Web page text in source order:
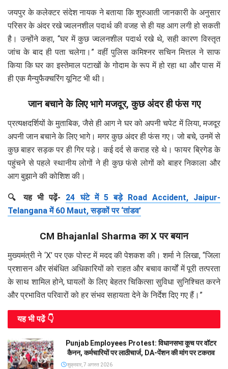
जयपुर के कलेक्टर संदेश नायक ने बताया कि शुरुआती जानकारी के अनुसार
परिसर के अंदर रखे ज्वलनशील पदार्थ की वजह से ही यह आग लगी हो सकती
है। उन्होंने कहा, “घर में कुछ ज्वलनशील पदार्थ रखे थे, सही कारण विस्तृत
जांच के बाद ही पता चलेगा।” वहीं पुलिस कमिश्नर सचिन मित्तल ने साफ
किया कि घर का इस्तेमाल पटाखों के गोदाम के रूप में हो रहा था और पास में
ही एक मैन्युफैक्चरिंग यूनिट भी थी।
जान बचाने के लिए भागे मजदूर, कुछ अंदर ही फंस गए
प्रत्यक्षदर्शियों के मुताबिक, जैसे ही आग ने घर को अपनी चपेट में लिया, मजदूर
अपनी जान बचाने के लिए भागे। मगर कुछ अंदर ही फंस गए। जो बचे, उनमें से
कुछ बाहर सड़क पर ही गिर पड़े। कई दर्द से कराह रहे थे। फायर ब्रिगेड के
पहुंचने से पहले स्थानीय लोगों ने ही कुछ फंसे लोगों को बाहर निकाला और
आग बुझाने की कोशिश की।
🔍 यह भी पढ़ें- 24 घंटे में 5 बड़े Road Accident, Jaipur-
Telangana में 60 Maut, सड़कों पर ‘तांडव’
CM Bhajanlal Sharma का X पर बयान
मुख्यमंत्री ने ‘X’ पर एक पोस्ट में मदद की पेशकश की। शर्मा ने लिखा, “जिला
प्रशासन और संबंधित अधिकारियों को राहत और बचाव कार्यों में पूरी तत्परता
के साथ शामिल होने, घायलों के लिए बेहतर चिकित्सा सुविधा सुनिश्चित करने
और प्रभावित परिवारों को हर संभव सहायता देने के निर्देश दिए गए हैं।”
यह भी पढे़ं 👇
Punjab Employees Protest: विधानसभा कूच पर वॉटर
कैनन, कर्मचारियों पर लाठीचार्ज, DA-पेंशन की मांग पर टकराव
शुक्रवार, 7 अगस्त 2026